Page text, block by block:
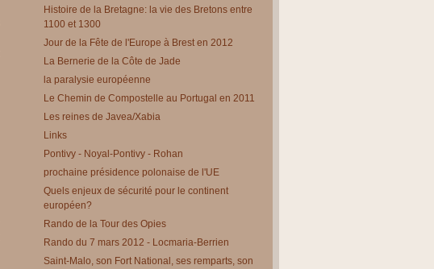
Histoire de la Bretagne: la vie des Bretons entre
1100 et 1300
Jour de la Fête de l'Europe à Brest en 2012
La Bernerie de la Côte de Jade
la paralysie européenne
Le Chemin de Compostelle au Portugal en 2011
Les reines de Javea/Xabia
Links
Pontivy - Noyal-Pontivy - Rohan
prochaine présidence polonaise de l'UE
Quels enjeux de sécurité pour le continent
européen?
Rando de la Tour des Opies
Rando du 7 mars 2012 - Locmaria-Berrien
Saint-Malo, son Fort National, ses remparts, son